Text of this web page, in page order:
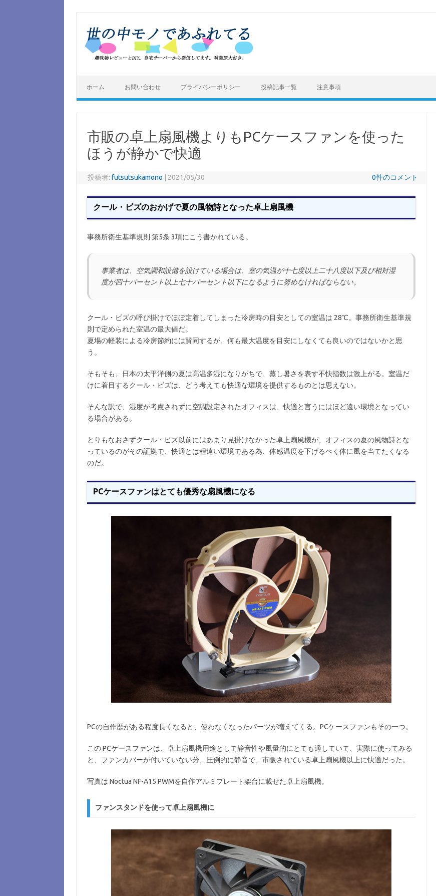
ホーム お問い合わせ プライバシーポリシー 投稿記事一覧 注意事項
市販の卓上扇風機よりもPCケースファンを使った
ほうが静かで快適
投稿者:futsutsukamono 2021/05/30 0件のコメント
クール・ビズのおかげで夏の風物詩となった卓上扇風機
事務所衛生基準規則 第5条 3項にこう書かれている。
事業者は、空気調和設備を設けている場合は、室の気温が十七度以上二十八度以下及び相対湿
度が四十パーセント以上七十パーセント以下になるように努めなければならない。
クール・ビズの呼び掛けでほぼ定着してしまった冷房時の目安としての室温は 28℃。事務所衛生基準規
則で定められた室温の最大値だ。
夏場の軽装による冷房節約には賛同するが、何も最大温度を目安にしなくても良いのではないかと思
う。
そもそも、日本の太平洋側の夏は高温多湿になりがちで、蒸し暑さを表す不快指数は激上がる。室温だ
けに着目するクール・ビズは、どう考えても快適な環境を提供するものとは思えない。
そんな訳で、湿度が考慮されずに空調設定されたオフィスは、快適と言うにはほど遠い環境となってい
る場合がある。
とりもなおさずクール・ビズ以前にはあまり見掛けなかった卓上扇風機が、オフィスの夏の風物詩とな
っているのがその証拠で、快適とは程遠い環境である為、体感温度を下げるべく体に風を当てたくなる
のだ。
PCケースファンはとても優秀な扇風機になる
PCの自作歴がある程度長くなると、使わなくなったパーツが増えてくる。PCケースファンもその一つ。
この PCケースファンは、卓上扇風機用途として静音性や風量的にとても適していて、実際に使ってみる
と、ファンカバーが付いていない分、圧倒的に静音で、市販されている卓上扇風機以上に快適だった。
写真は Noctua NF-A15 PWMを自作アルミプレート架台に載せた卓上扇風機。
ファンスタンドを使って卓上扇風機に